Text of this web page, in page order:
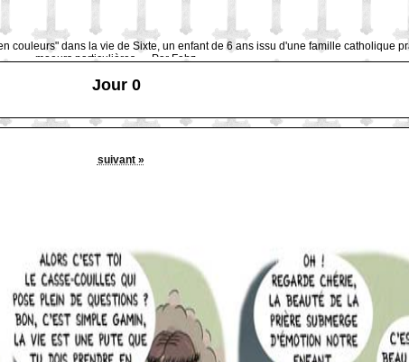
couleurs" dans la vie de Sixte, un enfant de 6 ans issu d'une famille catholique
moeurs particulières … Par Fabz.
Jour 0
suivant »